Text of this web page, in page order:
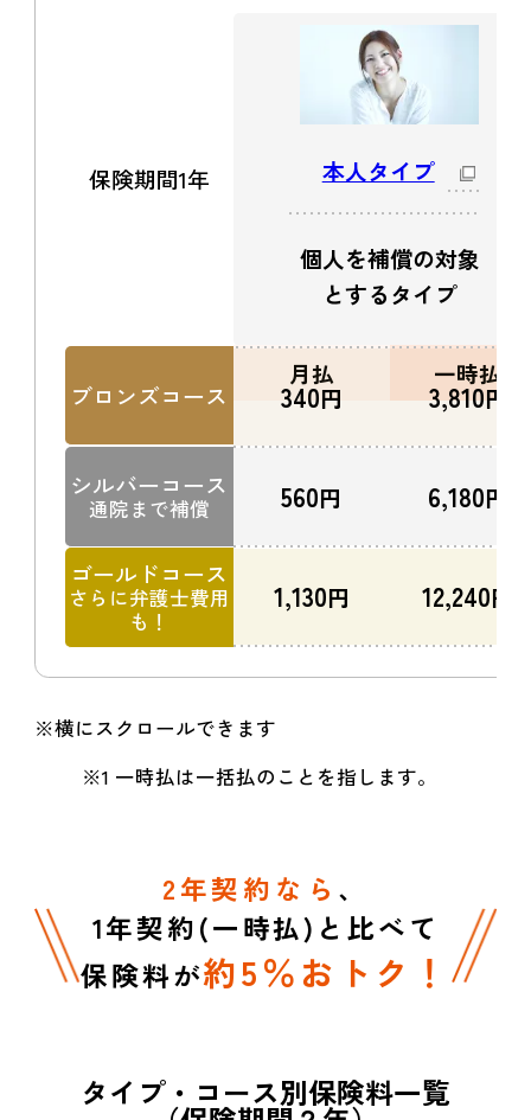
保険期間1年
ブロンズコース
シルバーコース
通院まで補償
ゴールドコース
さらに弁護士費用
も！
本人タイプ
個人を補償の対象
とするタイプ
月払 一時払
340円 3,810円
560円 6,180円
1,130円 12,240円
※横にスクロールできます
※1 一時払は一括払のことを指します。
2年契約なら 、
1年契約(一時払)と比べて
保険料が約5％おトク！
タイプ・コース別保険料一覧